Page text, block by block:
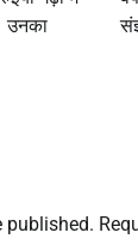
उनका
published.